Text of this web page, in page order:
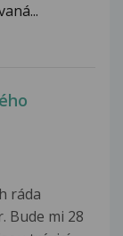
ráda
Bude mi 28